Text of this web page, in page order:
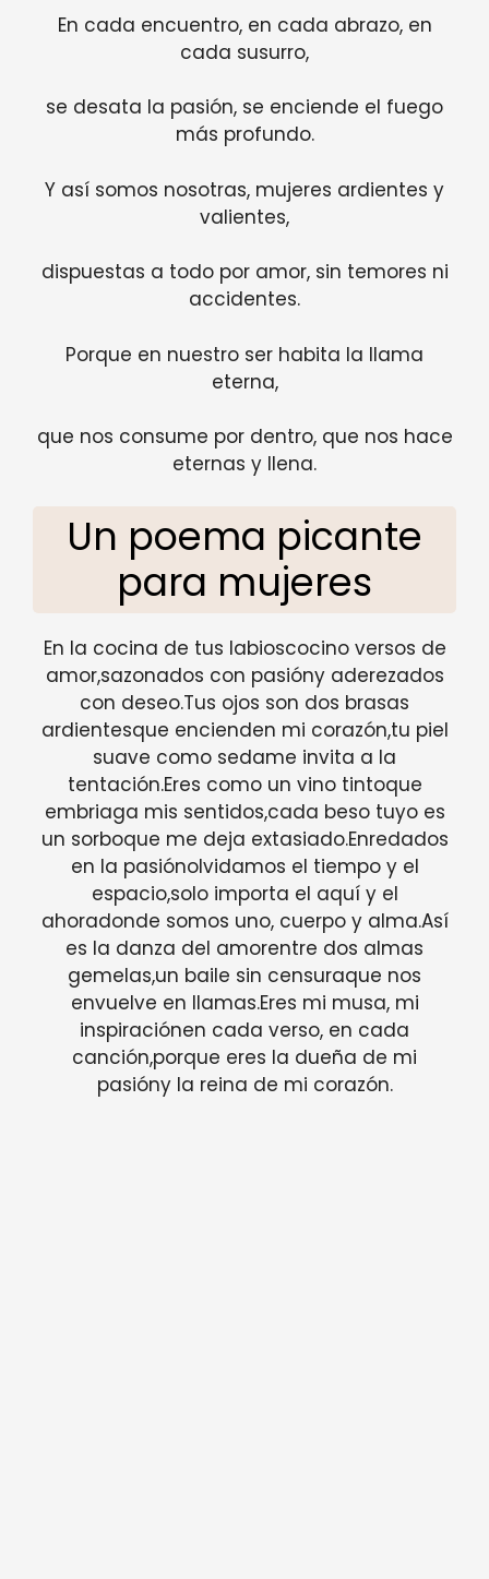
En cada encuentro, en cada abrazo, en
cada susurro,
se desata la pasión, se enciende el fuego
más profundo.
Y así somos nosotras, mujeres ardientes y
valientes,
dispuestas a todo por amor, sin temores ni
accidentes.
Porque en nuestro ser habita la llama
eterna,
que nos consume por dentro, que nos hace
eternas y llena.
Un poema picante
para mujeres
En la cocina de tus labioscocino versos de
amor,sazonados con pasióny aderezados
con deseo.Tus ojos son dos brasas
ardientesque encienden mi corazón,tu piel
suave como sedame invita a la
tentación.Eres como un vino tintoque
embriaga mis sentidos,cada beso tuyo es
un sorboque me deja extasiado.Enredados
en la pasiónolvidamos el tiempo y el
espacio,solo importa el aquí y el
ahoradonde somos uno, cuerpo y alma.Así
es la danza del amorentre dos almas
gemelas,un baile sin censuraque nos
envuelve en llamas.Eres mi musa, mi
inspiraciónen cada verso, en cada
canción,porque eres la dueña de mi
pasióny la reina de mi corazón.